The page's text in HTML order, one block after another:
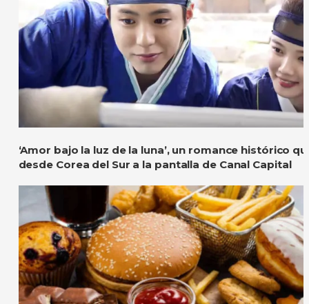
‘Amor bajo la luz de la luna’, un romance histórico
desde Corea del Sur a la pantalla de Canal Capital